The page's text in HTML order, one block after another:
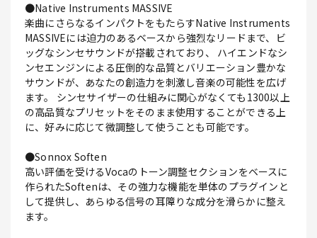
●Native Instruments MASSIVE
楽曲にさらなるインパクトをもたらすNative Instruments
MASSIVEには迫力のあるベースから強烈なリードまで、ビ
ッグなシンセサウンドが搭載されており、 ハイエンドなシ
ンセエンジンによる圧倒的な品質とバリエーション豊かな
サウンドが、あなたの創造力を刺激し音楽の可能性を広げ
ます。 シンセサイザーの仕組みに関心がなくても1300以上
の高品質なプリセットをそのまま使用することができる上
に、好みに応じて微調整して使うことも可能です。
●Sonnox Soften
高い評価を受けるVocaのトーン調整セクションをベースに
作られたSoftenは、その強力な機能を単体のプラグインと
して提供し、あらゆる信号の耳障りな成分を滑らかに整え
ます。